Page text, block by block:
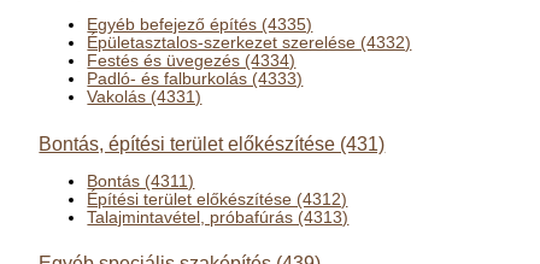
Egyéb befejező építés (4335)
Épületasztalos-szerkezet szerelése (4332)
Festés és üvegezés (4334)
Padló- és falburkolás (4333)
Vakolás (4331)
Bontás, építési terület előkészítése (431)
Bontás (4311)
Építési terület előkészítése (4312)
Talajmintavétel, próbafúrás (4313)